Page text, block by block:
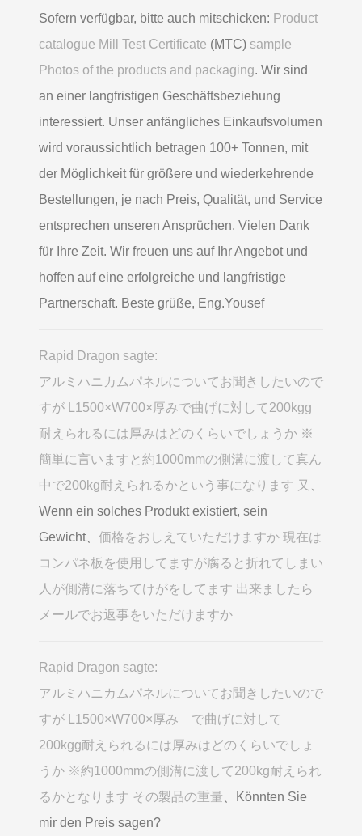
Sofern verfügbar, bitte auch mitschicken: Product
catalogue Mill Test Certificate (MTC) sample
Photos of the products and packaging. Wir sind
an einer langfristigen Geschäftsbeziehung
interessiert. Unser anfängliches Einkaufsvolumen
wird voraussichtlich betragen 100+ Tonnen, mit
der Möglichkeit für größere und wiederkehrende
Bestellungen, je nach Preis, Qualität, und Service
entsprechen unseren Ansprüchen. Vielen Dank
für Ihre Zeit. Wir freuen uns auf Ihr Angebot und
hoffen auf eine erfolgreiche und langfristige
Partnerschaft. Beste grüße, Eng.Yousef
Rapid Dragon sagte:
アルミハニカムパネルについてお聞きしたいので
すが L1500×W700×厚みで曲げに対して200kgg
耐えられるには厚みはどのくらいでしょうか ※
簡単に言いますと約1000mmの側溝に渡して真ん
中で200kg耐えられるかという事になります 又
Wenn ein solches Produkt existiert, sein
Gewicht、 価格をおしえていただけますか 現在は
コンパネ板を使用してますが腐ると折れてしまい
人が側溝に落ちてけがをしてます 出来ましたら
メールでお返事をいただけますか
Rapid Dragon sagte:
アルミハニカムパネルについてお聞きしたいので
すが L1500×W700×厚み で曲げに対して
200kgg耐えられるには厚みはどのくらいでしょ
うか ※約1000mmの側溝に渡して200kg耐えられ
るかとなります その製品の重量 、Könnten Sie
mir den Preis sagen?